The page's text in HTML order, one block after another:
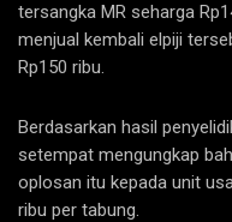
tersangka MR seharga
menjual kembali elpiji
Rp150 ribu.
Berdasarkan hasil
setempat mengungkap
oplosan itu kepada unit
ribu per tabung.